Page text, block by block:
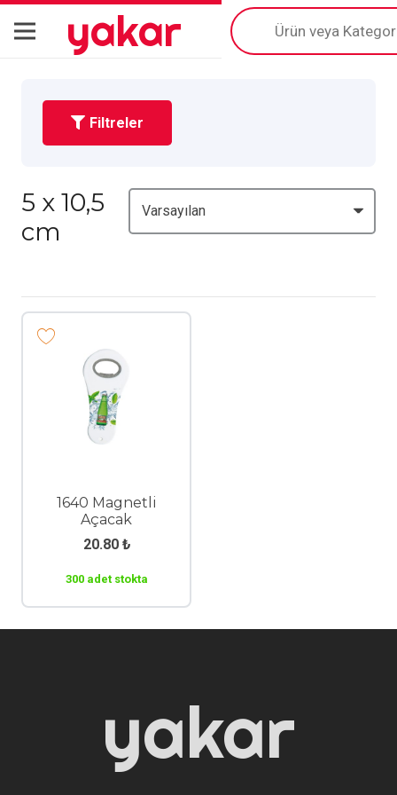
yakar
Products
search
Filtreler
5 x 10,5
cm
1640 Magnetli
Açacak
20.80 ₺
300 adet stokta
yakar